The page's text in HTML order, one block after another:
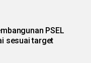
PSEL
sesuai target